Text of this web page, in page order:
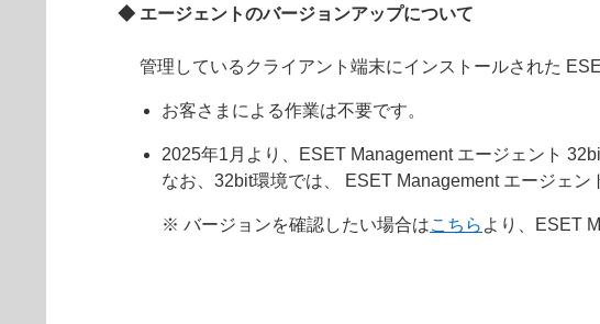
◆ エージェントのバージョンアップについて
管理しているクライアント端末にインストールされた
お客さまによる作業は不要です。
2025年1月より、ESET Management エージェント
なお、32bit環境では、 ESET Management エージェ
※ バージョンを確認したい場合はこちら より、ESET